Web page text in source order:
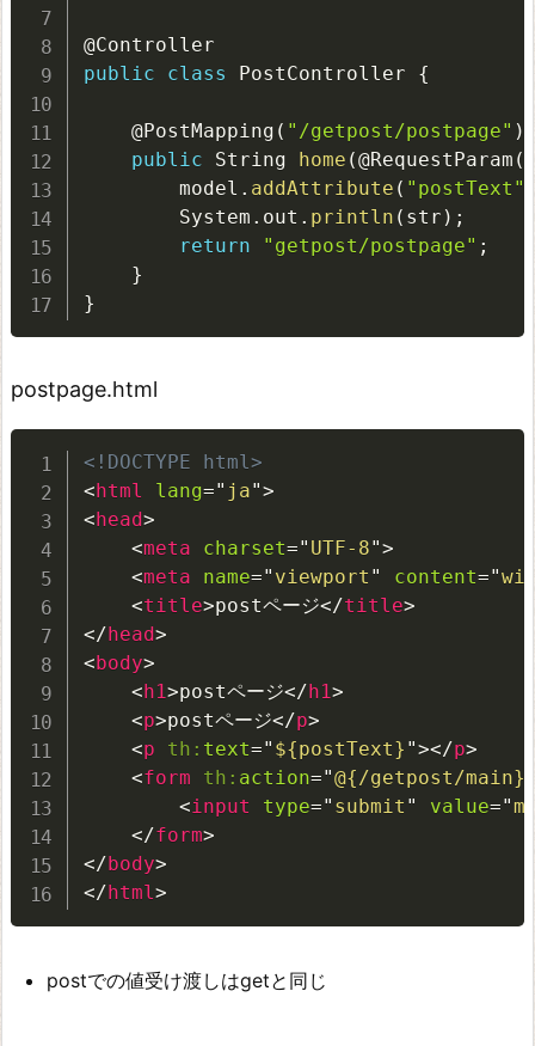
@Controller
public
class PostController {
@PostMapping ( "/getpost/postpage" )
public String home (@RequestParam (
        model
. addAttribute ( "postText"
        System
. out . println ( str ) ;
return
"getpost/postpage" ;
}
}
postpage.html
<!DOCTYPE html>
<html lang=" ja">
<head>
<meta charset=" UTF-8">
<meta name=" viewport " content="
<title>postページ</title>
</head>
<body>
<h1>postページ</h1>
<p>postページ</p>
<p th: text=" ${postText} "></p>
<form th: action="@{/getpost/main}
<input type=" submit " value="
</form>
</body>
</html>
postでの値受け渡しはgetと同じ